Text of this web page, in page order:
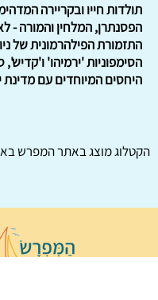
תולדות חייו ובקריירה
הפסנתרן, המלחין והמורה -
התזמורת הפילהרמונית של
הסימפוניות 'ירמיהו' ו'קדיש',
היחסים המיוחדים עם מדינת
הקטלוג מוצג באתרהמפרש